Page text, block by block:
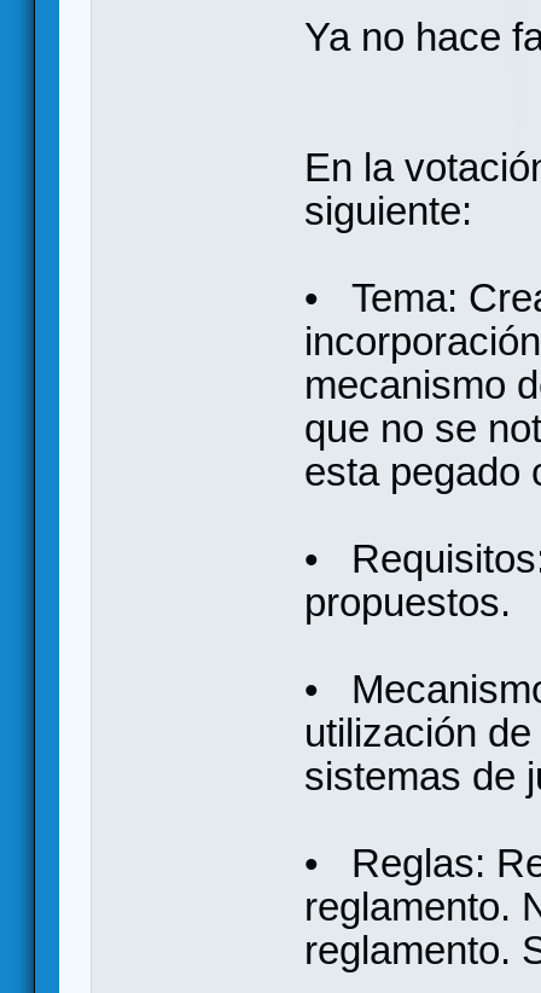
Ya no hace
En la
siguiente:
• Tema:
mecanismo
que no se
esta pegado
•
propuestos.
•
utilización
sistemas de
• Reglas:
reglamento.
reglamento.